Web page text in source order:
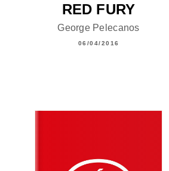
RED FURY
George Pelecanos
06/04/2016